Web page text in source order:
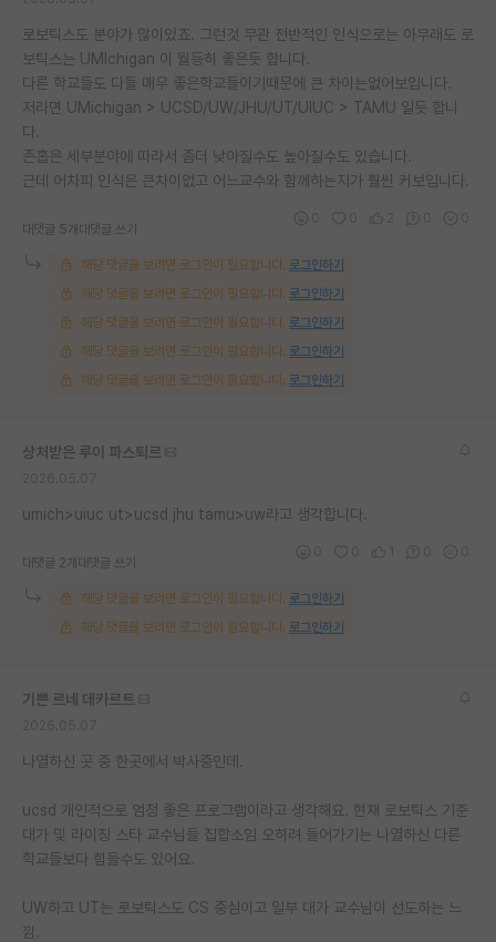
로보틱스도 분야가 많이있죠. 그런것 무관 전반적인 인식으로는 아무래도 로
보틱스는 UMIchigan 이 월등히 좋은듯 합니다.
다른 학교들도 다들 매우 좋은학교들이기때문에 큰 차이는없어보입니다.
저라면 UMichigan > UCSD/UW/JHU/UT/UIUC > TAMU 일듯 합니
다.
존홉은 세부분야에 따라서 좀더 낮아질수도 높아질수도 있습니다.
근데 어차피 인식은 큰차이없고 어느교수와 함께하는지가 훨씬 커보입니다.
대댓글 5개 대댓글 쓰기
해당 댓글을 보려면 로그인이 필요합니다. 로그인하기
해당 댓글을 보려면 로그인이 필요합니다. 로그인하기
해당 댓글을 보려면 로그인이 필요합니다. 로그인하기
해당 댓글을 보려면 로그인이 필요합니다. 로그인하기
해당 댓글을 보려면 로그인이 필요합니다. 로그인하기
상처받은 루이 파스퇴르
umich>uiuc ut>ucsd jhu tamu>uw라고 생각합니다.
대댓글 2개 대댓글 쓰기
해당 댓글을 보려면 로그인이 필요합니다. 로그인하기
해당 댓글을 보려면 로그인이 필요합니다. 로그인하기
기쁜 르네 데카르트
나열하신 곳 중 한곳에서 박사중인데.
ucsd 개인적으로 엄청 좋은 프로그램이라고 생각해요. 현재 로보틱스 기준
대가 및 라이징 스타 교수님들 집합소임 오히려 들어가기는 나열하신 다른
학교들보다 힘들수도 있어요.
UW하고 UT는 로보틱스도 CS 중심이고 일부 대가 교수님이 선도하는 느
낌.